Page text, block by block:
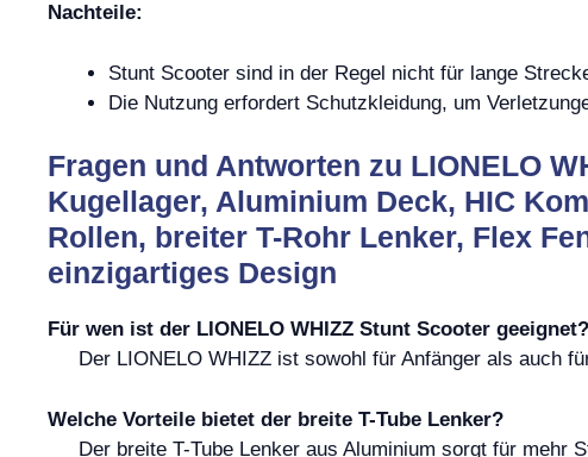
Nachteile:
Stunt Scooter sind in der Regel nicht für lange
Die Nutzung erfordert Schutzkleidung, um
Fragen und Antworten zu LIONELO
Kugellager, Aluminium Deck, HIC
Rollen, breiter T-Rohr Lenker, Flex
einzigartiges Design
Für wen ist der LIONELO WHIZZ Stunt Scooter geeignet?
Der LIONELO WHIZZ ist sowohl für Anfänger als auch
Welche Vorteile bietet der breite T-Tube Lenker?
Der breite T-Tube Lenker aus Aluminium sorgt für mehr